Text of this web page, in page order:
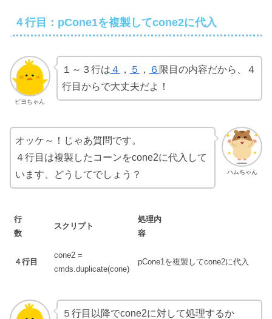
４行目：pCone1を複製してcone2に代入
ピヨちゃん
１～３行は ４ ， ５ ， ６ 限目の内容だから、４
行目からで大丈夫だよ！
ハムちゃん
オッケ～！じゃあ質問です。
４行目は複製したコーンをcone2に代入して
います、どうしてでしょう？
行
数
スクリプト
処理内
容
４行目
cone2 =
cmds.duplicate(cone)
pCone1を複製してcone2に代入
５行目以降でcone2に対して処理するか